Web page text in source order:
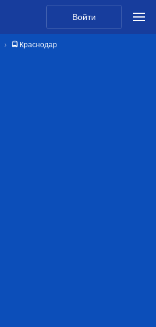
Войти
🚍 Краснодар